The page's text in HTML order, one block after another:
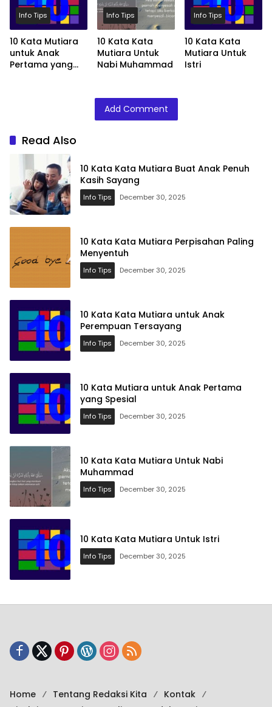
Info Tips
10 Kata Mutiara
untuk Anak
Pertama yang
Info Tips
10 Kata Kata
Mutiara Untuk
Nabi Muhammad
Info Tips
10 Kata Kata
Mutiara Untuk
Istri
Add Comment
Read Also
10 Kata Kata Mutiara Buat Anak Penuh
Kasih Sayang
Info Tips December 30, 2025
10 Kata Kata Mutiara Perpisahan Paling
Menyentuh
Info Tips December 30, 2025
10 Kata Kata Mutiara untuk Anak
Perempuan Tersayang
Info Tips December 30, 2025
10 Kata Mutiara untuk Anak Pertama
yang Spesial
Info Tips December 30, 2025
10 Kata Kata Mutiara Untuk Nabi
Muhammad
Info Tips December 30, 2025
10 Kata Kata Mutiara Untuk Istri
Info Tips December 30, 2025
Home Tentang Redaksi Kita
Kontak